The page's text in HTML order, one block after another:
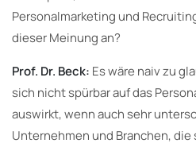
Personalmarketing und
dieser Meinung an?
Prof. Dr. Beck: Es wäre naiv zu
sich nicht spürbar auf das
auswirkt, wenn auch sehr
Unternehmen und Branchen, die